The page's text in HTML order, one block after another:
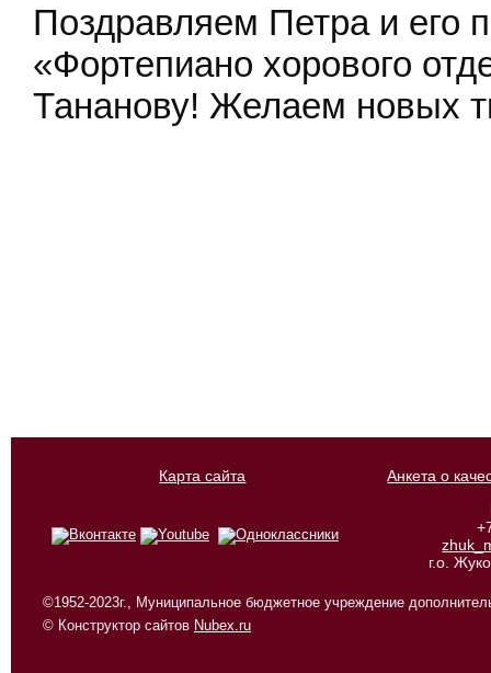
Поздравляем Петра и его
«Фортепиано хорового
Тананову! Желаем новых
Карта сайта
Анкета о
г.о.
©1952-2023г., Муниципальное бюджетное учреждение
© Конструктор сайтов Nubex.ru